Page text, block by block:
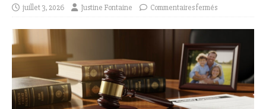
juillet 3, 2026 Justine Fontaine Commentaires fermés